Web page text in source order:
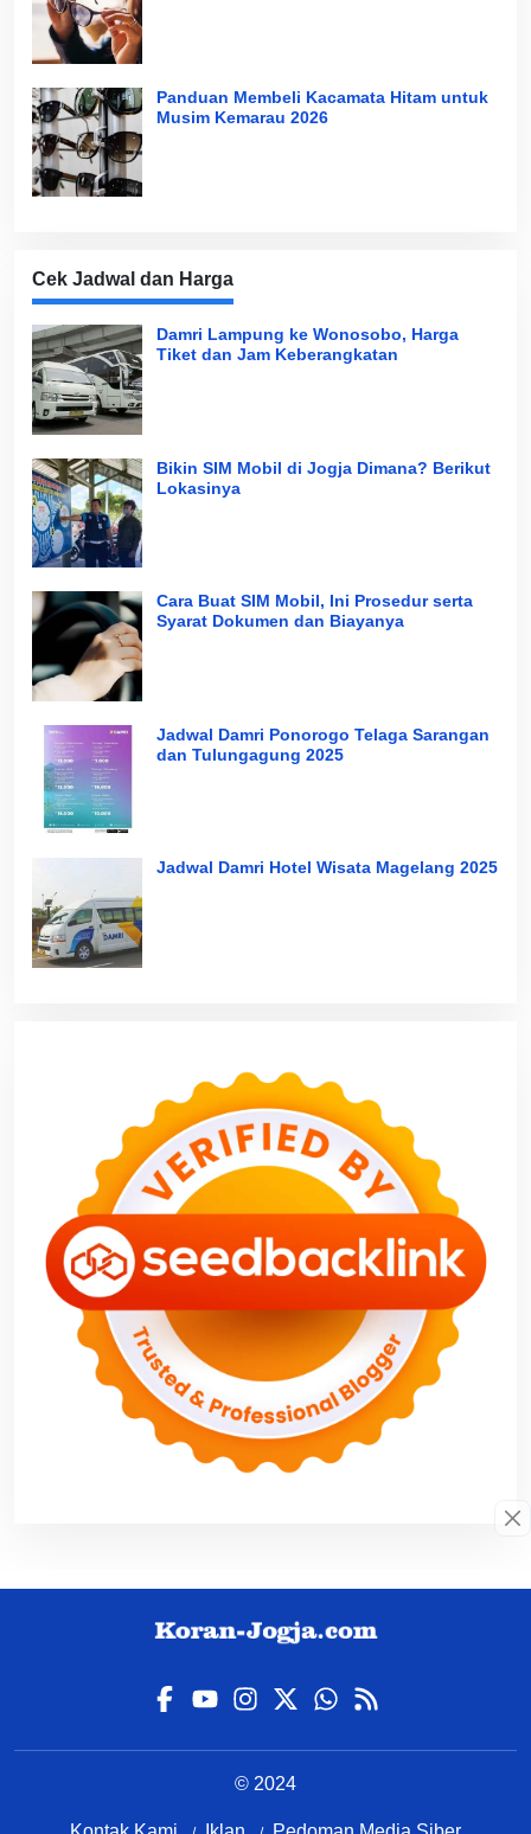
Panduan Membeli Kacamata Hitam untuk
Musim Kemarau 2026
Cek Jadwal dan Harga
Damri Lampung ke Wonosobo, Harga
Tiket dan Jam Keberangkatan
Bikin SIM Mobil di Jogja Dimana? Berikut
Lokasinya
Cara Buat SIM Mobil, Ini Prosedur serta
Syarat Dokumen dan Biayanya
Jadwal Damri Ponorogo Telaga Sarangan
dan Tulungagung 2025
Jadwal Damri Hotel Wisata Magelang 2025
© 2024